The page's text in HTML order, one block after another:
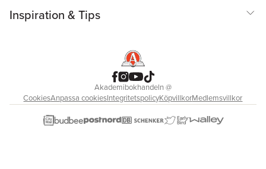
Inspiration & Tips
Akademibokhandeln@
CookiesAnpassa cookiesIntegritetspolicyKöpvillkorMedlemsvillkor